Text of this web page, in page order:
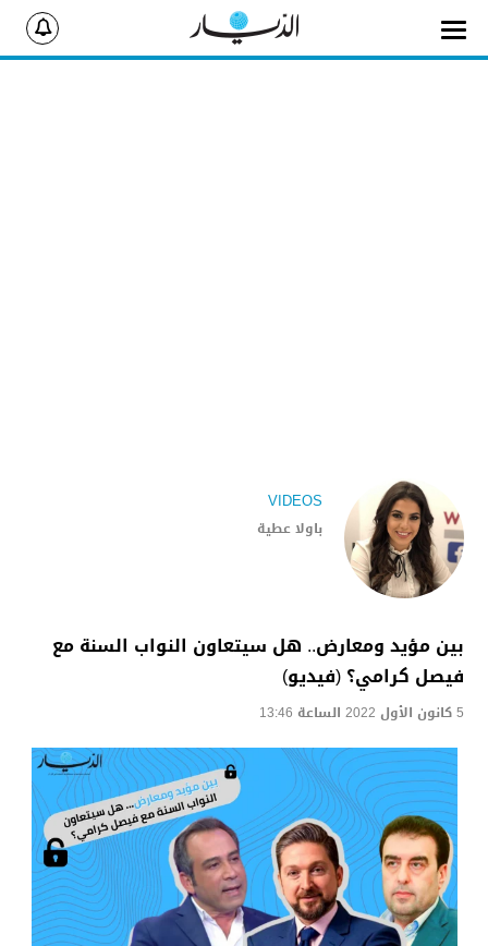
باولا عطية
VIDEOS
بين مؤيد ومعارض.. هل سيتعاون النواب السنة مع
فيصل كرامي؟ (فيديو)
5 كانون الأول 2022 الساعة 13:46